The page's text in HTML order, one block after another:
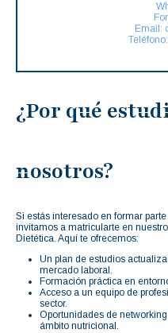
Email:
¿Por qué
nosotros?
Si estás interesado en formar
invitamos a matricularte en
Dietética. Aquí te ofrecemos:
Un plan de estudios
mercado laboral.
Formación práctica en
Acceso a un equipo de
sector.
Oportunidades de
ámbito nutricional.